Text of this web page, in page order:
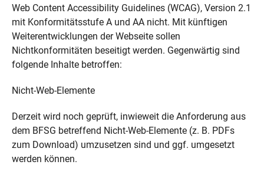
Web Content Accessibility Guidelines (WCAG), Version 2.1
mit Konformitätsstufe A und AA nicht. Mit künftigen
Weiterentwicklungen der Webseite sollen
Nichtkonformitäten beseitigt werden. Gegenwärtig sind
folgende Inhalte betroffen:
Nicht-Web-Elemente
Derzeit wird noch geprüft, inwieweit die Anforderung aus
dem BFSG betreffend Nicht-Web-Elemente (z. B. PDFs
zum Download) umzusetzen sind und ggf. umgesetzt
werden können.